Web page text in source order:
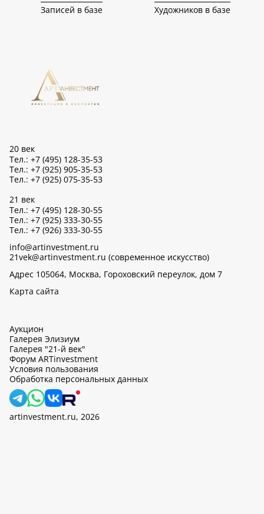
Записей в базе Художников в базе
20 век
Тел.: +7 (495) 128-35-53
Тел.: +7 (925) 905-35-53
Тел.: +7 (925) 075-35-53
21 век
Тел.: +7 (495) 128-30-55
Тел.: +7 (925) 333-30-55
Тел.: +7 (926) 333-30-55
info@artinvestment.ru
21vek@artinvestment.ru (современное искусство)
Адрес 105064, Москва, Гороховский переулок, дом 7
Карта сайта
Аукцион
Галерея Элизиум
Галерея "21-й век"
Форум ARTinvestment
Условия пользования
Обработка персональных данных
artinvestment.ru, 2026